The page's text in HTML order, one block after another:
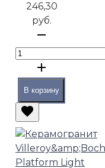
246,30
руб.
В корзину